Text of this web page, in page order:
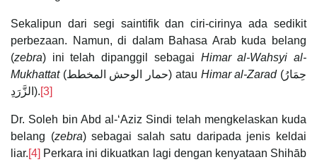
Sekalipun dari segi saintifik dan ciri-cirinya ada sedikit
perbezaan. Namun, di dalam Bahasa Arab kuda belang
(zebra) ini telah dipanggil sebagai Himar al-Wahsyi al-
Mukhattat
(حمار الوحش المخطط) atau Himar al-Zarad(حِمَارُ
الزَّرَدِ).
[3]
Dr. Soleh bin Abd al-‘Aziz Sindi telah mengkelaskan kuda
belang (zebra) sebagai salah satu daripada jenis keldai
liar.[4] Perkara ini dikuatkan lagi dengan kenyataan Shihāb